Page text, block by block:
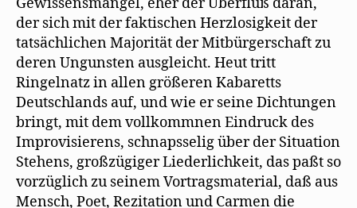
der sich mit der faktischen Herzlosigkeit der
tatsächlichen Majorität der Mitbürgerschaft zu
deren Ungunsten ausgleicht. Heut tritt
Ringelnatz in allen größeren Kabaretts
Deutschlands auf, und wie er seine Dichtungen
bringt, mit dem vollkommnen Eindruck des
Improvisierens, schnapsselig über der Situation
Stehens, großzügiger Liederlichkeit, das paßt so
vorzüglich zu seinem Vortragsmaterial, daß aus
Mensch, Poet, Rezitation und Carmen die